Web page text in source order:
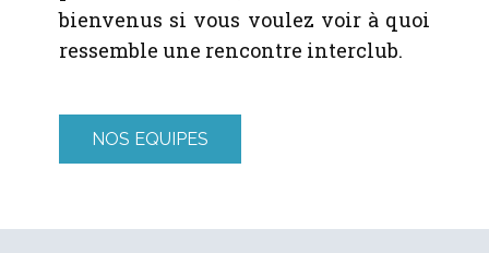
bienvenus si vous voulez voir à quoi
ressemble une rencontre interclub.
NOS EQUIPES